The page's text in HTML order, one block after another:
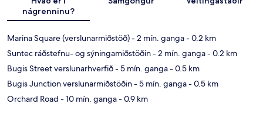
nágrenninu?
Marina Square (verslunarmiðstöð)- 2 mín. ganga- 0.2 km
Suntec ráðstefnu- og sýningamiðstöðin- 2 mín. ganga- 0.2 km
Bugis Street verslunarhverfið- 5 mín. ganga- 0.5 km
Bugis Junction verslunarmiðstöðin- 5 mín. ganga- 0.5 km
Orchard Road - 10 mín. ganga- 0.9 km